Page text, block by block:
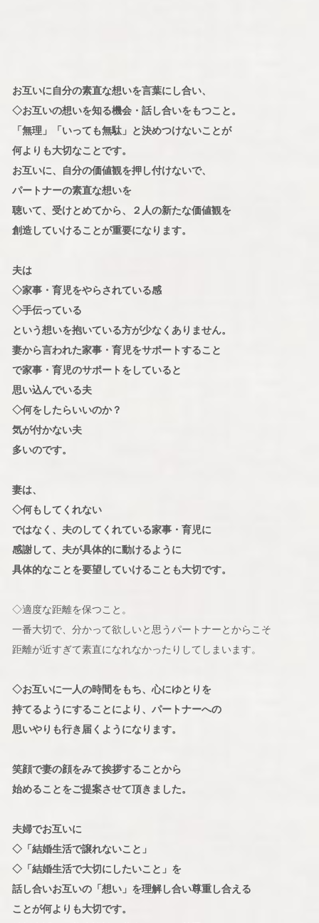
お互いに自分の素直な想いを言葉にし合い、
◇お互いの想いを知る機会・話し合いをもつこと。
「無理」「いっても無駄」と決めつけないことが
何よりも大切なことです。
お互いに、自分の価値観を押し付けないで、
パートナーの素直な想いを
聴いて、受けとめてから、２人の新たな価値観を
創造していけることが重要になります。
夫は
◇家事・育児をやらされている感
◇手伝っている
という想いを抱いている方が少なくありません。
妻から言われた家事・育児をサポートすること
で家事・育児のサポートをしていると
思い込んでいる夫
◇何をしたらいいのか？
気が付かない夫
多いのです。
妻は、
◇何もしてくれない
ではなく、夫のしてくれている家事・育児に
感謝して、夫が具体的に動けるように
具体的なことを要望していけることも大切です。
◇適度な距離を保つこと。
一番大切で、分かって欲しいと思うパートナーとからこそ
距離が近すぎて素直になれなかったりしてしまいます。
◇お互いに一人の時間をもち、心にゆとりを
持てるようにすることにより、パートナーへの
思いやりも行き届くようになります。
笑顔で妻の顔をみて挨拶することから
始めることをご提案させて頂きました。
夫婦でお互いに
◇「結婚生活で譲れないこと」
◇「結婚生活で大切にしたいこと」を
話し合いお互いの「想い」を理解し合い尊重し合える
ことが何よりも大切です。